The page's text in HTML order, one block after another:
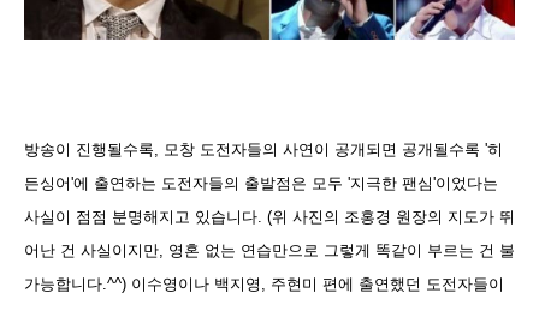
방송이 진행될수록, 모창 도전자들의 사연이 공개되면 공개될수록 '히
든싱어'에 출연하는 도전자들의 출발점은 모두 '지극한 팬심'이었다는
사실이 점점 분명해지고 있습니다. (위 사진의 조홍경 원장의 지도가 뛰
어난 건 사실이지만, 영혼 없는 연습만으로 그렇게 똑같이 부르는 건 불
가능합니다.^^) 이수영이나 백지영, 주현미 편에 출연했던 도전자들이